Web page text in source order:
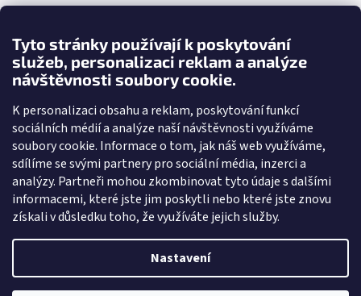
Tyto stránky používají k poskytování
služeb, personalizaci reklam a analýze
návštěvnosti soubory cookie.
K personalizaci obsahu a reklam, poskytování funkcí
sociálních médií a analýze naší návštěvnosti využíváme
soubory cookie. Informace o tom, jak náš web využíváme,
sdílíme se svými partnery pro sociální média, inzerci a
analýzy. Partneři mohou zkombinovat tyto údaje s dalšími
informacemi, které jste jim poskytli nebo které jste znovu
získali v důsledku toho, že využíváte jejich služby.
Nastavení